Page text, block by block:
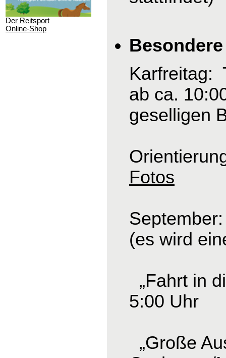
Der Reitsport
Online-Shop
Karfreitag:
ab ca.
geselligen
Fotos
(es wird
„Fahrt in
5:00 Uhr
„Große